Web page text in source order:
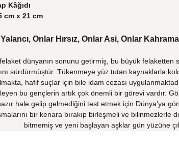
Kâğıdı
cm x 21 cm
Onlar Hırsız, Onlar Asi, Onlar
dünyanın sonunu getirmiş, bu büyük felaketten
sürdürmüştür. Tükenmeye yüz tutan kaynaklarla
hafif suçlar için bile idam cezası
bu gençlerin artık çok önemli bir görevi vardır.
hale gelip gelmediğini test etmek için Dünya’ya
bir kenara bırakıp birleşmeli ve bilinmezlerle
bitmemiş ve yeni başlayan aşklar gün yüzüne